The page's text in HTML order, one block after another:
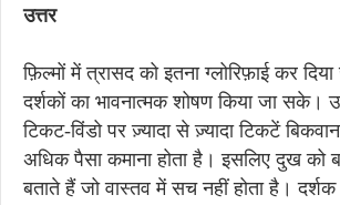
उत्तर
फ़िल्मों में त्रासद को इतना ग्लोरिफ़ाई कर
दर्शकों का भावनात्मक शोषण किया जा सके।
टिकट-विंडो पर ज़्यादा से ज़्यादा टिकटें
अधिक पैसा कमाना होता है। इसलिए दुख को
बताते हैं जो वास्तव में सच नहीं होता है।